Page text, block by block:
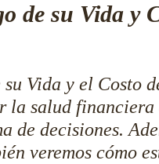
su Vida y
Vida y el Costo
salud financiera
decisiones.
veremos cómo